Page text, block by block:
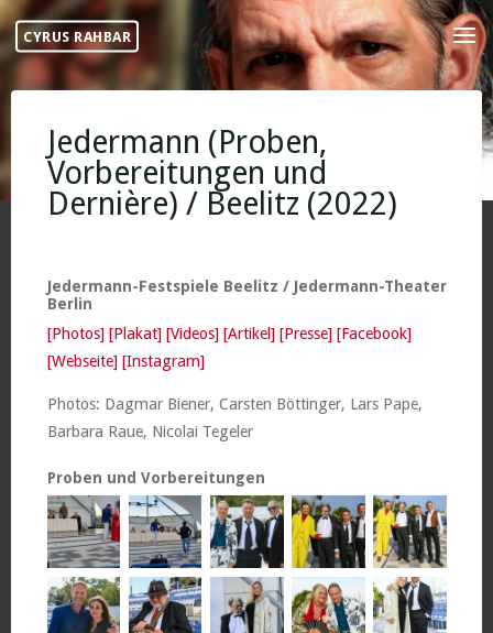
Skip
content
CYRUS RAHBAR
Jedermann (Proben,
Vorbereitungen und
Dernière) / Beelitz (2022)
Jedermann-Festspiele Beelitz / Jedermann-Theater
Berlin
[Photos] [Plakat] [Videos] [Artikel] [Presse] [Facebook]
[Webseite] [Instagram]
Photos: Dagmar Biener, Carsten Böttinger, Lars Pape,
Barbara Raue, Nicolai Tegeler
Proben und Vorbereitungen